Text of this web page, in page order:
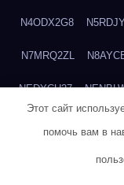
N4ODX2G8
N7MRQ2ZL
NEDYCU27
Этот сайт
помочь вам в